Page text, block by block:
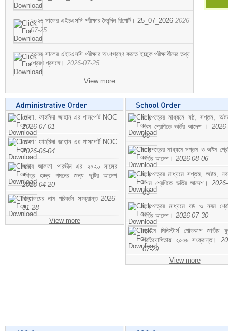
২০২৬ সালের এইচএসসি পরীক্ষার দৈনন্দিন রিপোর্ট। 25_07_2026 2026-
07-25
২০২৬ সালের এইচএসসি পরীক্ষার অংশগ্রহণ করতে ইচ্ছুক পরীক্ষার্থীদের তথ্য
প্রেরণ প্রসঙ্গে। 2026-07-25
View more
মোসা: ফাহমিদা জাহান এর পাসপোর্ট NOC
2026-07-01
মোসা: ফাহমিদা জাহান এর পাসপোর্ট NOC
2026-06-04
জনাব আলফা পারভীন এর ২০২৬ সালের
পবিত্র হজ্জ্ব গমনের জন্য ছুটির আদেশ
2026-04-20
বিদ্যালয়ের নাম পরিবর্তন সংক্রান্ত 2026-
01-28
View more
ছাড়পত্রের মাধ্যমে ষষ্ঠ, সপ্তম,
নবম শ্রেণিতে ভর্তির আদেশ ।
06
ছাড়পত্রের মাধ্যমে সপ্তম ও অষ্টম
ভর্তির আদেশ। 2026-08-06
ছাড়পত্রের মাধ্যমে সপ্তম, অষ্টম,
দশম শ্রেণিতে ভর্তির আদেশ।
03
ছাড়পত্রের মাধ্যমে ষষ্ঠ ও নবম
ভর্তির আদেশ। 2026-07-30
প্রাইম মিনিস্টার্স গোল্ডকাপ জাতীয়
প্রতিযোগিতায় ২০২৬ সংক্রান্ত।
07-29
View more